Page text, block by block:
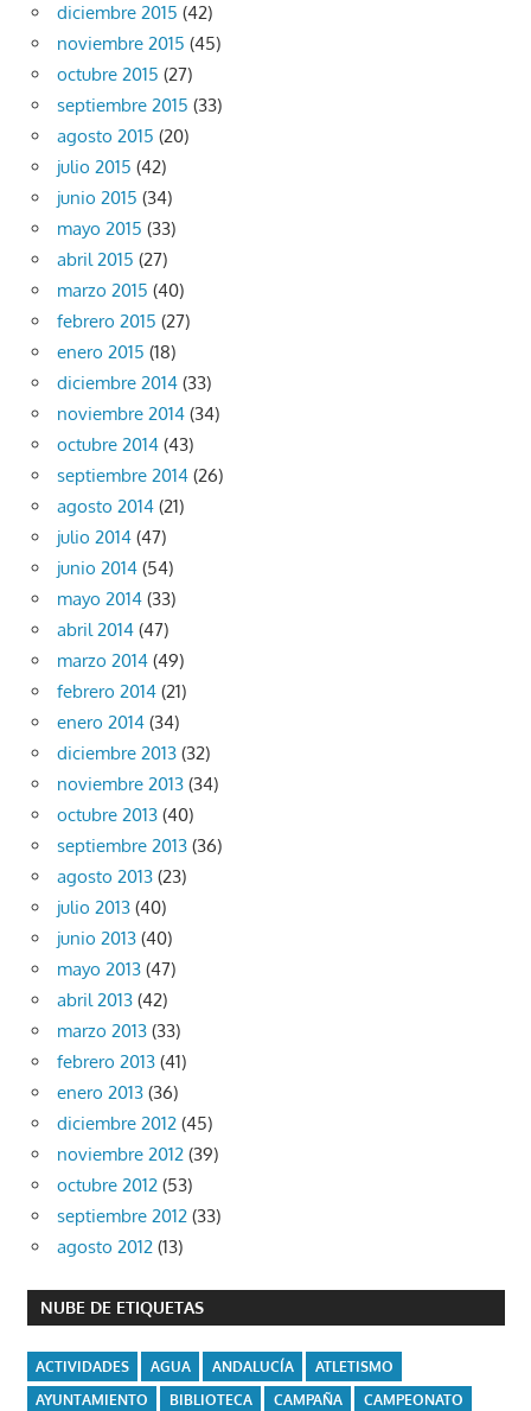
diciembre 2015 (42)
noviembre 2015 (45)
octubre 2015 (27)
septiembre 2015 (33)
agosto 2015 (20)
julio 2015 (42)
junio 2015 (34)
mayo 2015 (33)
abril 2015 (27)
marzo 2015 (40)
febrero 2015 (27)
enero 2015 (18)
diciembre 2014 (33)
noviembre 2014 (34)
octubre 2014 (43)
septiembre 2014 (26)
agosto 2014 (21)
julio 2014 (47)
junio 2014 (54)
mayo 2014 (33)
abril 2014 (47)
marzo 2014 (49)
febrero 2014 (21)
enero 2014 (34)
diciembre 2013 (32)
noviembre 2013 (34)
octubre 2013 (40)
septiembre 2013 (36)
agosto 2013 (23)
julio 2013 (40)
junio 2013 (40)
mayo 2013 (47)
abril 2013 (42)
marzo 2013 (33)
febrero 2013 (41)
enero 2013 (36)
diciembre 2012 (45)
noviembre 2012 (39)
octubre 2012 (53)
septiembre 2012 (33)
agosto 2012 (13)
NUBE DE ETIQUETAS
ACTIVIDADES AGUA ANDALUCÍA
ATLETISMO
AYUNTAMIENTO
BIBLIOTECA CAMPAÑA
CAMPEONATO